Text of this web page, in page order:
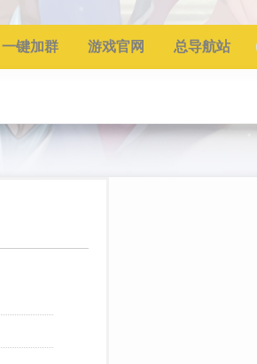
一键加群 游戏官网 总导航站